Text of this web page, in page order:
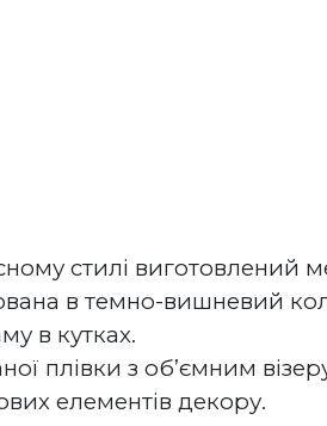
стилі виготовлений
в темно-вишневий
в кутках.
плівки з об’ємним
елементів декору.